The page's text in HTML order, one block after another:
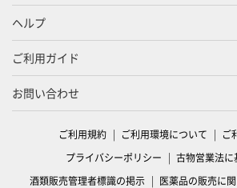
ヘルプ
ご利用ガイド
お問い合わせ
ご利用規約 ご利用環境について
ご
プライバシーポリシー
古物営業法に
酒類販売管理者標識の掲示
医薬品の販売に